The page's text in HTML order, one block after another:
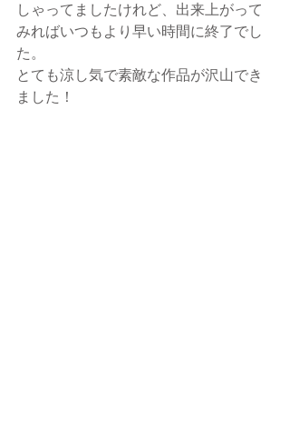
しゃってましたけれど、出来上がって
みればいつもより早い時間に終了でし
た。
とても涼し気で素敵な作品が沢山でき
ました！